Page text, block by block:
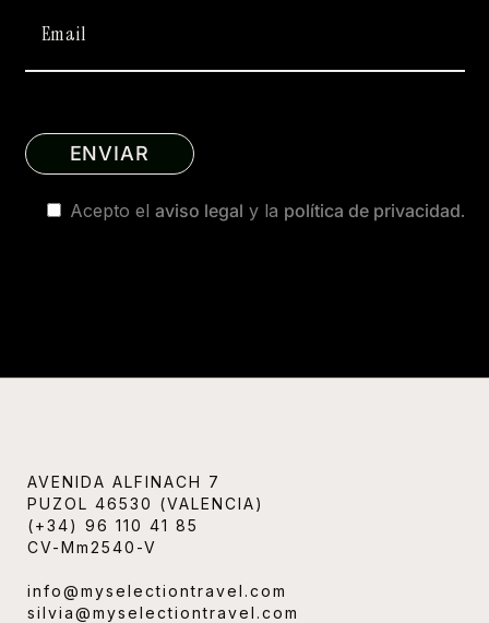
Acepto el aviso legal y la política de privacidad.
AVENIDA ALFINACH 7
PUZOL 46530 (VALENCIA)
(+34) 96 110 41 85
CV-Mm2540-V
info@myselectiontravel.com
silvia@myselectiontravel.com